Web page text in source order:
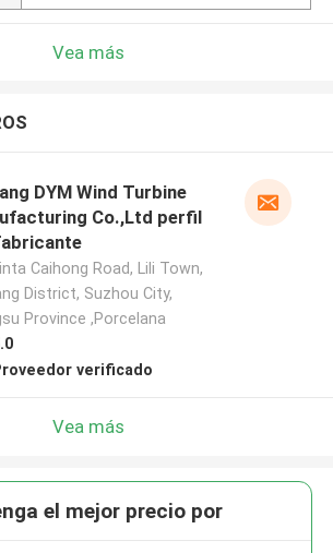
Vea más
DYM Wind Turbine
Co.,Ltd perfil
Caihong Road, Lili Town,
District, Suzhou City,
Province ,Porcelana
verificado
Vea más
el mejor precio por